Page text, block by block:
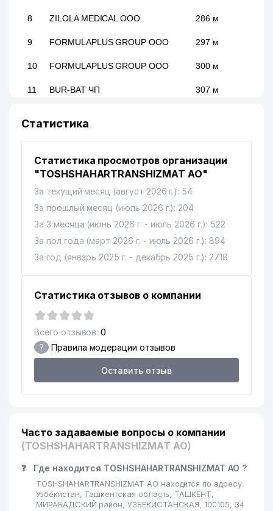
8 ZILOLA MEDICAL ООО 286 м
9 FORMULAPLUS GROUP ООО 297 м
10 FORMULAPLUS GROUP ООО 300 м
11 BUR-BAT ЧП 307 м
12
СРЕДНЯЯ ШКОЛА №158
СРЕДНЯЯ ШКОЛА №175
14
МЕЖДУНАРОДНАЯ ШКОЛА НОУ
15 VOSTOK MED GIRUDA ЧП 399 м
16 GARDEN PARK ООО 399 м
КОМИТЕТ
18
БОЛЬНИЦА АО УЗБЕКИСТОН
19
ОБЩЕОБРАЗОВАТЕЛЬНАЯ
СРЕДНЯЯ ШКОЛА № 56
HIMOYA OSTIDA АДВОКАТСКОЕ
БЮРО
РАЙОННОЕ ОТДЕЛЕНИЕ
МИРАБАДСКОГО РАЙОНА
23 AL-FATTOH BARAKA FARM ООО 461 м
Статистика
Статистика просмотров организации
"TOSHSHAHARTRANSHIZMAT АО"
За текущий месяц (август 2026 г.): 54
За прошлый месяц (июль 2026 г.): 204
За 3 месяца (июнь 2026 г. - июль 2026 г.): 522
За пол года (март 2026 г. - июль 2026 г.): 894
За год (январь 2025 г. - декабрь 2025 г.): 2718
Статистика отзывов о компании
Всего отзывов: 0
? Правила модерации отзывов
Оставить отзыв
Часто задаваемые вопросы о компании
(TOSHSHAHARTRANSHIZMAT АО)
❓ Где находится TOSHSHAHARTRANSHIZMAT АО ?
TOSHSHAHARTRANSHIZMAT АО находится по адресу:
Узбекистан, Ташкентская область, ТАШКЕНТ,
МИРАБАДСКИЙ район, УЗБЕКИСТАНСКАЯ, 100105, 34